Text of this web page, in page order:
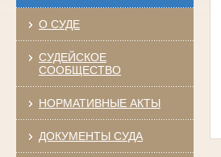
О СУДЕ
СУДЕЙСКОЕ
СООБЩЕСТВО
НОРМАТИВНЫЕ АКТЫ
ДОКУМЕНТЫ СУДА